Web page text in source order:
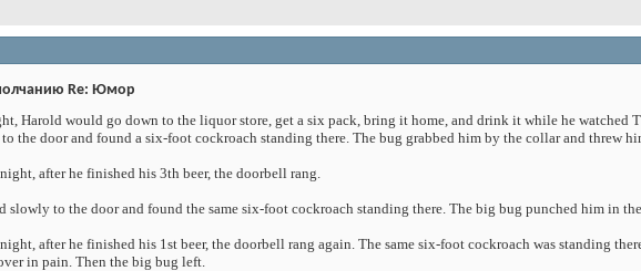
Re: Юмор
Harold would go down to the liquor store, get a six pack, bring it home, and drink it while he watched
the door and found a six-foot cockroach standing there. The bug grabbed him by the collar and threw
after he finished his 3th beer, the doorbell rang.
slowly to the door and found the same six-foot cockroach standing there. The big bug punched him in
after he finished his 1st beer, the doorbell rang again. The same six-foot cockroach was standing
in pain. Then the big bug left.